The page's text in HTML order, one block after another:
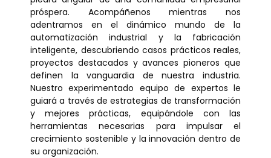
próspera. Acompáñenos mientras nos
adentramos en el dinámico mundo de la
automatización industrial y la fabricación
inteligente, descubriendo casos prácticos reales,
proyectos destacados y avances pioneros que
definen la vanguardia de nuestra industria.
Nuestro experimentado equipo de expertos le
guiará a través de estrategias de transformación
y mejores prácticas, equipándole con las
herramientas necesarias para impulsar el
crecimiento sostenible y la innovación dentro de
su organización.